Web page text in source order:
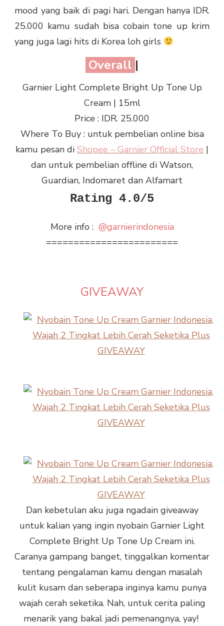
mood yang baik di pagi hari. Dengan hanya IDR.
25.000 kamu sudah bisa cobain tone up krim
yang juga lagi hits di Korea loh girls
Overall |
Garnier Light Complete Bright Up Tone Up
Cream| 15ml
Price : IDR. 25.000
Where To Buy : untuk pembelian online bisa
kamu pesan di Shopee – Garnier Official Store |
dan untuk pembelian offline di Watson,
Guardian, Indomaret dan Alfamart
Rating 4.0/5
More info : @garnierindonesia
========================
GIVEAWAY
Dan kebetulan aku juga ngadain giveaway
untuk kalian yang ingin nyobain Garnier Light
Complete Bright Up Tone Up Cream ini.
Caranya gampang banget, tinggalkan komentar
tentang pengalaman kamu dengan masalah
kulit kusam dan seberapa inginya kamu punya
wajah cerah seketika. Nah, untuk cerita paling
menarik yang bakal jadi pemenangnya, yay!